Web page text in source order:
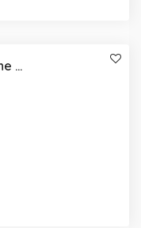
Nhân Viên Sales Online Mảng Gamebling - Làm Việc Tại Nhà